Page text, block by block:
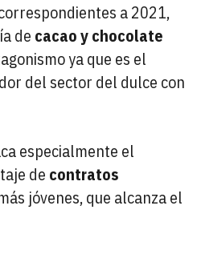
a 2021,
de cacao y chocolate
ya que es el
del sector del dulce con
especialmente el
de contratos
jóvenes, que alcanza el